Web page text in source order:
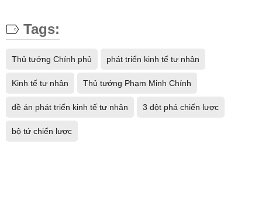
Tags:
Thủ tướng Chính phủ phát triển kinh tế tư nhân
Kinh tế tư nhân Thủ tướng Phạm Minh Chính
đề án phát triển kinh tế tư nhân 3 đột phá chiến lược
bộ tứ chiến lược